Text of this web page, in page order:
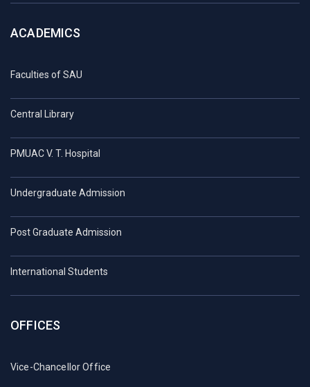
ACADEMICS
Faculties of SAU
Central Library
PMUAC V. T. Hospital
Undergraduate Admission
Post Graduate Admission
International Students
OFFICES
Vice-Chancellor Office